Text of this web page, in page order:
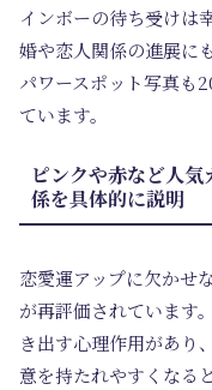
インボーの待ち受けは
婚や恋人関係の進展に
パワースポット写真も
ています。
ピンクや赤など人
係を具体的に説明
恋愛運アップに欠かせ
が再評価されています
き出す心理作用があり
意を持たれやすくなる